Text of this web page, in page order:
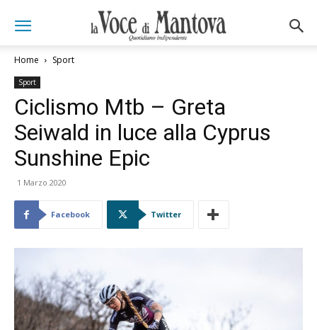
Home Sport
Sport
Ciclismo Mtb – Greta
Seiwald in luce alla Cyprus
Sunshine Epic
1 Marzo 2020
Facebook Twitter